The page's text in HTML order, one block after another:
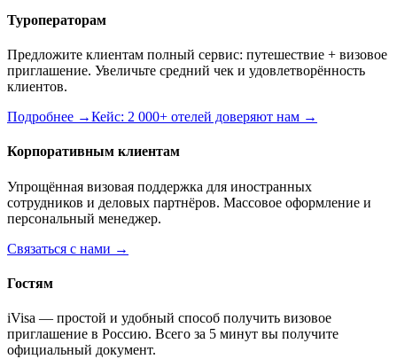
Туроператорам
Предложите клиентам полный сервис: путешествие + визовое
приглашение. Увеличьте средний чек и удовлетворённость
клиентов.
Подробнее →Кейс: 2 000+ отелей доверяют нам →
Корпоративным клиентам
Упрощённая визовая поддержка для иностранных
сотрудников и деловых партнёров. Массовое оформление и
персональный менеджер.
Связаться с нами →
Гостям
iVisa — простой и удобный способ получить визовое
приглашение в Россию. Всего за 5 минут вы получите
официальный документ.